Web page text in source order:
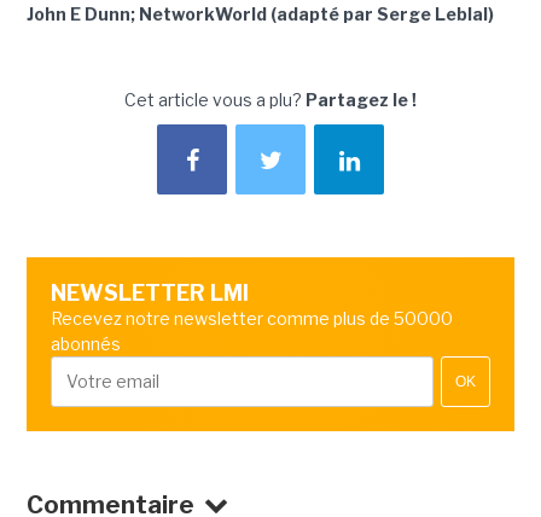
John E Dunn; NetworkWorld (adapté par Serge Leblal)
Cet article vous a plu? Partagez le !
NEWSLETTER LMI
Recevez notre newsletter comme plus de 50000
abonnés
OK
Commentaire